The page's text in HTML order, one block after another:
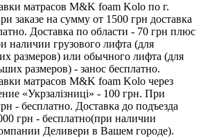
матрасов M&K foam Kolo по г.
заказе на сумму от 1500 грн доставка
Доставка по области - 70 грн плюс
наличии грузового лифта (для
размеров) или обычного лифта (для
размеров) - занос бесплатно.
матрасов M&K foam Kolo через
«Укрзалізниці» - 100 грн. При
- бесплатно. Доставка до подъезда
грн - бесплатно(при наличии
Деливери в Вашем городе).